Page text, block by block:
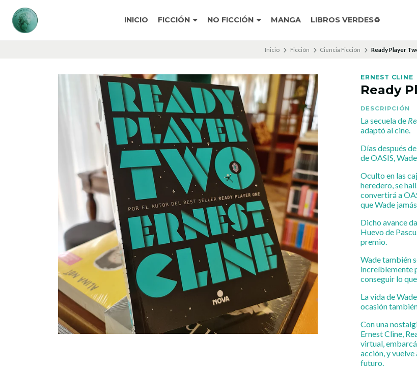
INICIO FICCIÓN NO FICCIÓN MANGA LIBROS VERDES♻️
Inicio Ficción Ciencia Ficción Ready Player
ERNEST CLINE
Ready
DESCRIPCIÓN
La secuela de
adaptó al cine.
Días después
de OASIS,
Oculto en las
heredero, se
convertirá a
que Wade
Dicho avance
Huevo de
premio.
Wade también
increíblemente
conseguir lo
La vida de
ocasión
Con una
Ernest Cline,
virtual,
acción, y
futuro.